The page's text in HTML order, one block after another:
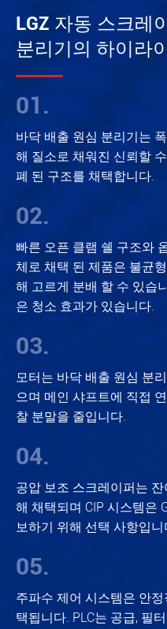
LGZ 자동 스크레
분리기의 하이라
01.
바닥 배출 원심 분리기는
해 질소로 채워진 신뢰할
폐 된 구조를 채택합니다.
02.
빠른 오픈 클램 쉘 구조와
체로 채택 된 제품은 불균
해 고르게 분배 할 수 있습
은 청소 효과가 있습니다.
03.
모터는 바닥 배출 원심 분
으며 메인 샤프트에 직접
찰 분말을 줄입니다.
04.
공압 보조 스크레이퍼는
해 채택되며 CIP 시스템은
보하기 위해 선택 사항입니
05.
주파수 제어 시스템은 안
택됩니다. PLC는 공급, 필